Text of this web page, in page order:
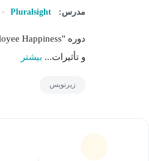
مدرس: Pluralsight
و تأثیرات... بیشتر
زیرنویس